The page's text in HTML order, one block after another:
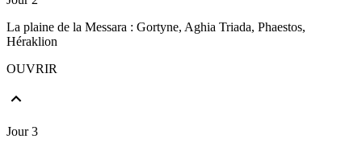
La plaine de la Messara : Gortyne, Aghia Triada, Phaestos,
Héraklion
OUVRIR
Jour 3